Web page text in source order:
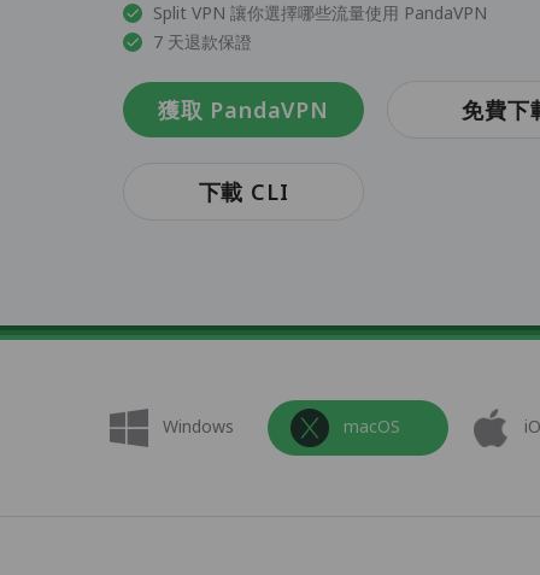
Split VPN 讓你選擇哪些流量使用 PandaVPN
7 天退款保證
獲取 PandaVPN 免費下
下載 CLI
Windows macOS